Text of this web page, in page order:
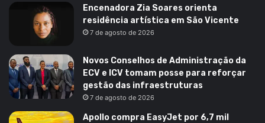
Encenadora Zia Soares orienta
residência artística em São Vicente
7 de agosto de 2026
Novos Conselhos de Administração da
ECV e ICV tomam posse para reforçar
gestão das infraestruturas
7 de agosto de 2026
Apollo compra EasyJet por 6,7 mil